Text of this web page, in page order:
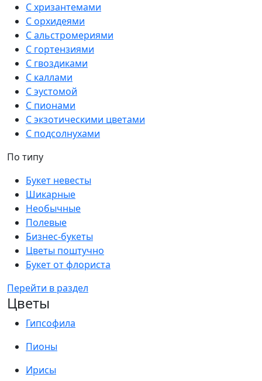
С хризантемами
С орхидеями
С альстромериями
С гортензиями
С гвоздиками
С каллами
С эустомой
С пионами
С экзотическими цветами
С подсолнухами
По типу
Букет невесты
Шикарные
Необычные
Полевые
Бизнес-букеты
Цветы поштучно
Букет от флориста
Перейти в раздел
Цветы
Гипсофила
Пионы
Ирисы